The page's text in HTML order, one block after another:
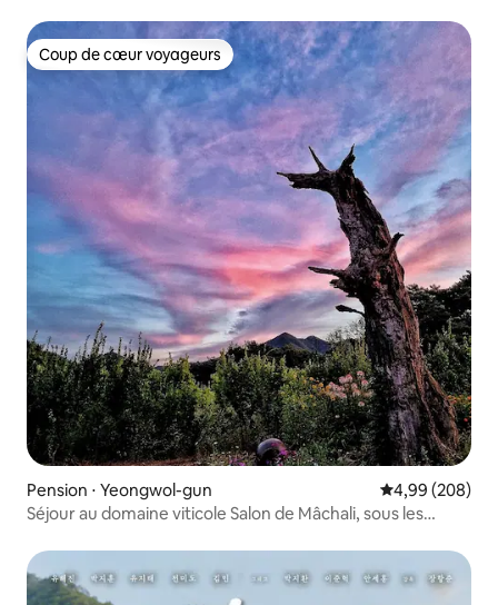
Coup de cœur voyageurs
Coup de cœur voyageurs
Pension ⋅ Yeongwol-gun Évaluation
4,99 (208)
Séjour au domaine viticole Salon de Mâchali, sous les